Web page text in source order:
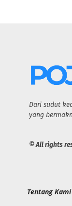
Dari sudut
yang
© All rights
Tentang Kami